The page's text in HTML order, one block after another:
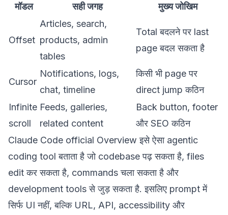
मॉडल
सही जगह मुख्य जोखिम
Offset
Articles, search,
products, admin
tables
Total बदलने पर last
page बदल सकता है
Cursor
Notifications, logs,
chat, timeline
किसी भी page पर
direct jump कठिन
Infinite
scroll
Feeds, galleries,
related content
Back button, footer
और SEO कठिन
Claude Code official Overview इसे ऐसा agentic
coding tool बताता है जो codebase पढ़ सकता है, files
edit कर सकता है, commands चला सकता है और
development tools से जुड़ सकता है. इसलिए prompt में
सिर्फ UI नहीं, बल्कि URL, API, accessibility और